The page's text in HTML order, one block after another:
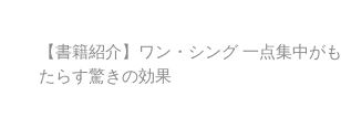
【書籍紹介】ワン・シング 一点集中がも
たらす驚きの効果